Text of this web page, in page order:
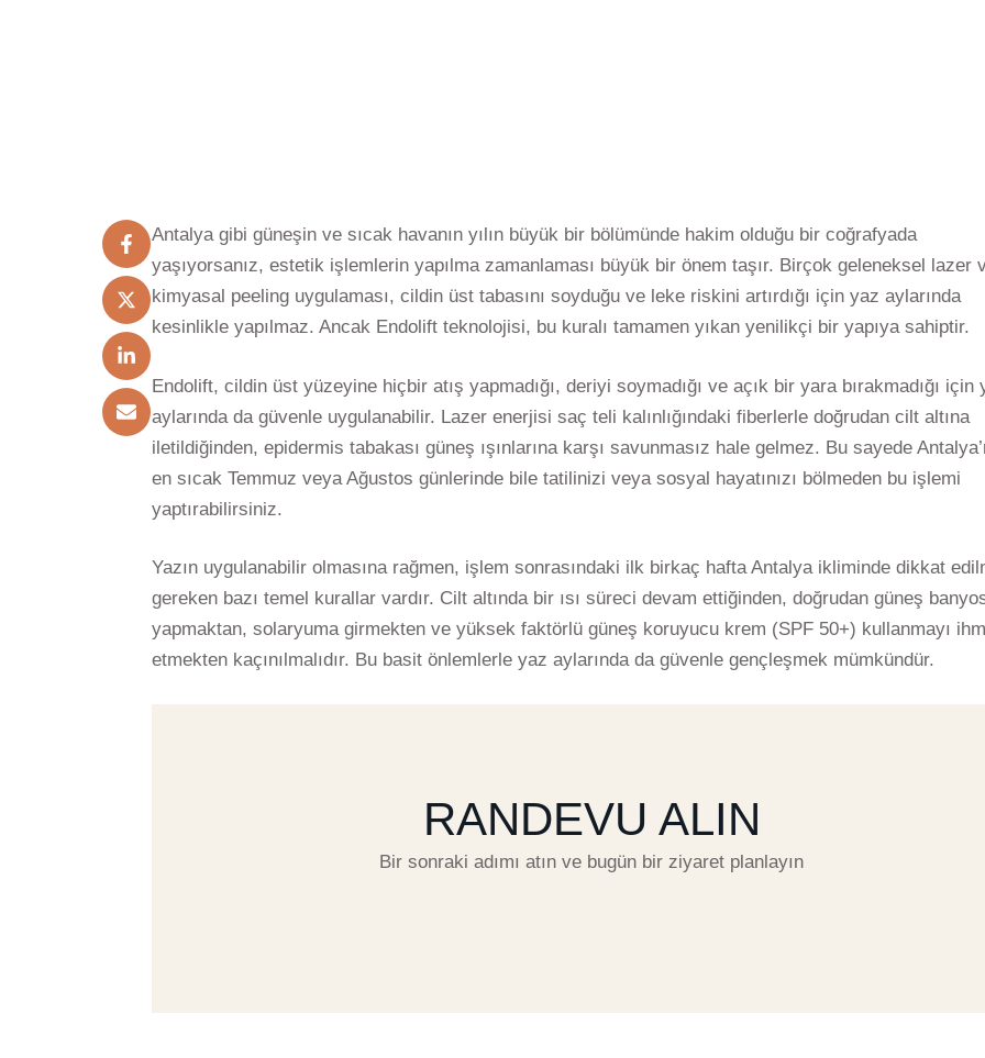
Antalya gibi güneşin ve sıcak havanın yılın büyük bir bölümünde hakim olduğu bir coğrafyada
yaşıyorsanız, estetik işlemlerin yapılma zamanlaması büyük bir önem taşır. Birçok geleneksel lazer
kimyasal peeling uygulaması, cildin üst tabasını soyduğu ve leke riskini artırdığı için yaz aylarında
kesinlikle yapılmaz. Ancak Endolift teknolojisi, bu kuralı tamamen yıkan yenilikçi bir yapıya sahiptir.
Endolift, cildin üst yüzeyine hiçbir atış yapmadığı, deriyi soymadığı ve açık bir yara bırakmadığı için
aylarında da güvenle uygulanabilir. Lazer enerjisi saç teli kalınlığındaki fiberlerle doğrudan cilt altına
iletildiğinden, epidermis tabakası güneş ışınlarına karşı savunmasız hale gelmez. Bu sayede
en sıcak Temmuz veya Ağustos günlerinde bile tatilinizi veya sosyal hayatınızı bölmeden bu işlemi
yaptırabilirsiniz.
Yazın uygulanabilir olmasına rağmen, işlem sonrasındaki ilk birkaç hafta Antalya ikliminde dikkat
gereken bazı temel kurallar vardır. Cilt altında bir ısı süreci devam ettiğinden, doğrudan güneş
yapmaktan, solaryuma girmekten ve yüksek faktörlü güneş koruyucu krem (SPF 50+) kullanmayı
etmekten kaçınılmalıdır. Bu basit önlemlerle yaz aylarında da güvenle gençleşmek mümkündür.
RANDEVU ALIN
Bir sonraki adımı atın ve bugün bir ziyaret planlayın